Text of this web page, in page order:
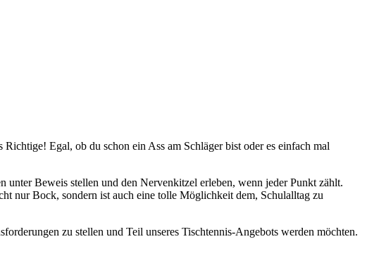
Egal, ob du schon ein Ass am Schläger bist oder es einfach mal
Beweis stellen und den Nervenkitzel erleben, wenn jeder Punkt zählt.
nur Bock, sondern ist auch eine tolle Möglichkeit dem, Schulalltag zu
zu stellen und Teil unseres Tischtennis-Angebots werden möchten.